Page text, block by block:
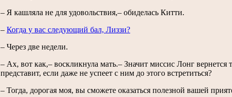
– Я кашляла не для удовольствия,– обиделась Китти.
– Когда у вас следующий бал, Лиззи?
– Через две недели.
– Ах, вот как,– воскликнула мать.– Значит миссис Лонг вернется
представит, если даже не успеет с ним до этого встретиться?
– Тогда, дорогая моя, вы сможете оказаться полезной вашей